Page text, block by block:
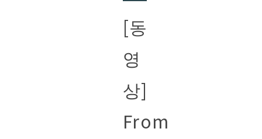
[동
영
상]
From